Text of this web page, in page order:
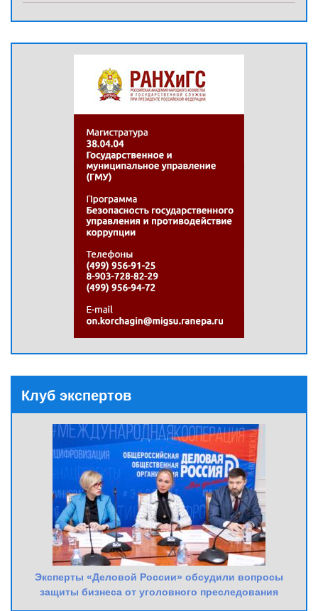
Клуб экспертов
Эксперты «Деловой России» обсудили вопросы
защиты бизнеса от уголовного преследования